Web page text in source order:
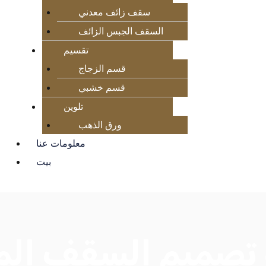
سقف زائف معدني
السقف الجبس الزائف
تقسيم
قسم الزجاج
قسم خشبي
تلوين
ورق الذهب
معلومات عنا
بيت